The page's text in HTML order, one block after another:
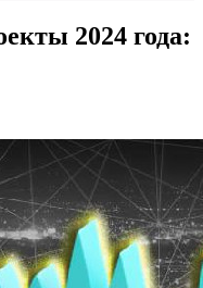
2024 года: